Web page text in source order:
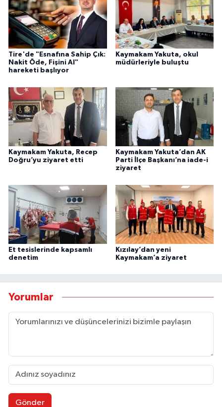
Tire'de "Esnafına Sahip Çık:
Nakit Öde, Fişini Al"
hareketi başlıyor
Kaymakam Yakuta, okul
müdürleriyle buluştu
Kaymakam Yakuta, Recep
Doğru’yu ziyaret etti
Kaymakam Yakuta’dan AK
Parti İlçe Başkanı’na iade-i
ziyaret
Et tesislerinde kapsamlı
denetim
Kızılay’dan yeni
Kaymakam’a ziyaret
Yorumlar
Gönder